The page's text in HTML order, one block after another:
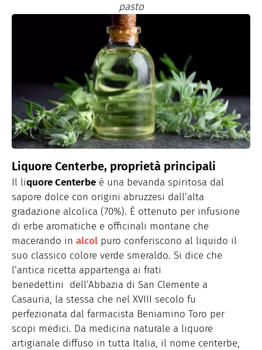
pasto
Liquore Centerbe, proprietà principali
Il liquore Centerbe è una bevanda spiritosa dal
sapore dolce con origini abruzzesi dall’alta
gradazione alcolica (70%). È ottenuto per infusione
di erbe aromatiche e officinali montane che
macerando in alcol puro conferiscono al liquido il
suo classico colore verde smeraldo. Si dice che
l’antica ricetta appartenga ai frati
benedettini dell’Abbazia di San Clemente a
Casauria, la stessa che nel XVIII secolo fu
perfezionata dal farmacista Beniamino Toro per
scopi medici. Da medicina naturale a liquore
artigianale diffuso in tutta Italia, il nome centerbe,